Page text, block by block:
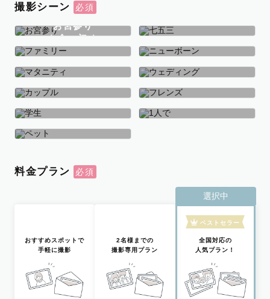
撮影シーン
お宮参り
お食い初め
七五三
ファミリー ニューボーン
マタニティ ウェディング
カップル フレンズ
学生
料金プラン
おすすめスポットで
手軽に撮影
2名様までの
撮影専用プラン
選択中
ベストセラー
全国対応の
人気プラン！